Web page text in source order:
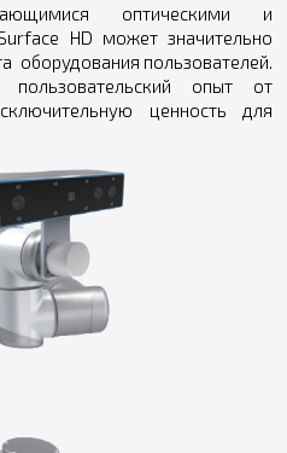
оптическими и
HD может значительно
оборудования пользователей.
опыт от
ценность для